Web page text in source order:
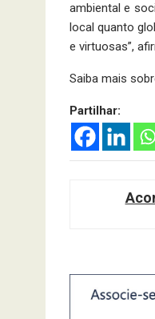
ambiental e
local quanto
e virtuosas”,
Saiba mais
Partilhar: